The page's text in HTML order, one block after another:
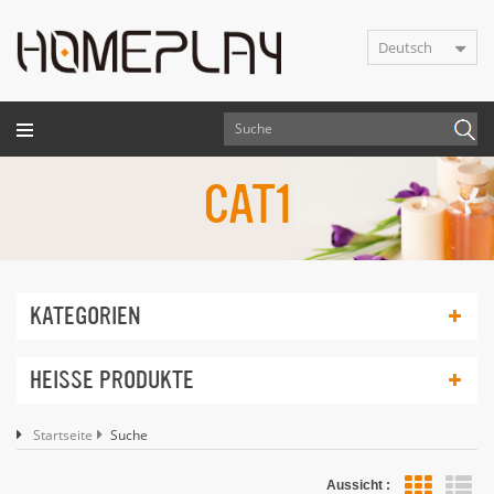
Deutsch
CAT1
KATEGORIEN
HEISSE PRODUKTE
Startseite Suche
Aussicht :